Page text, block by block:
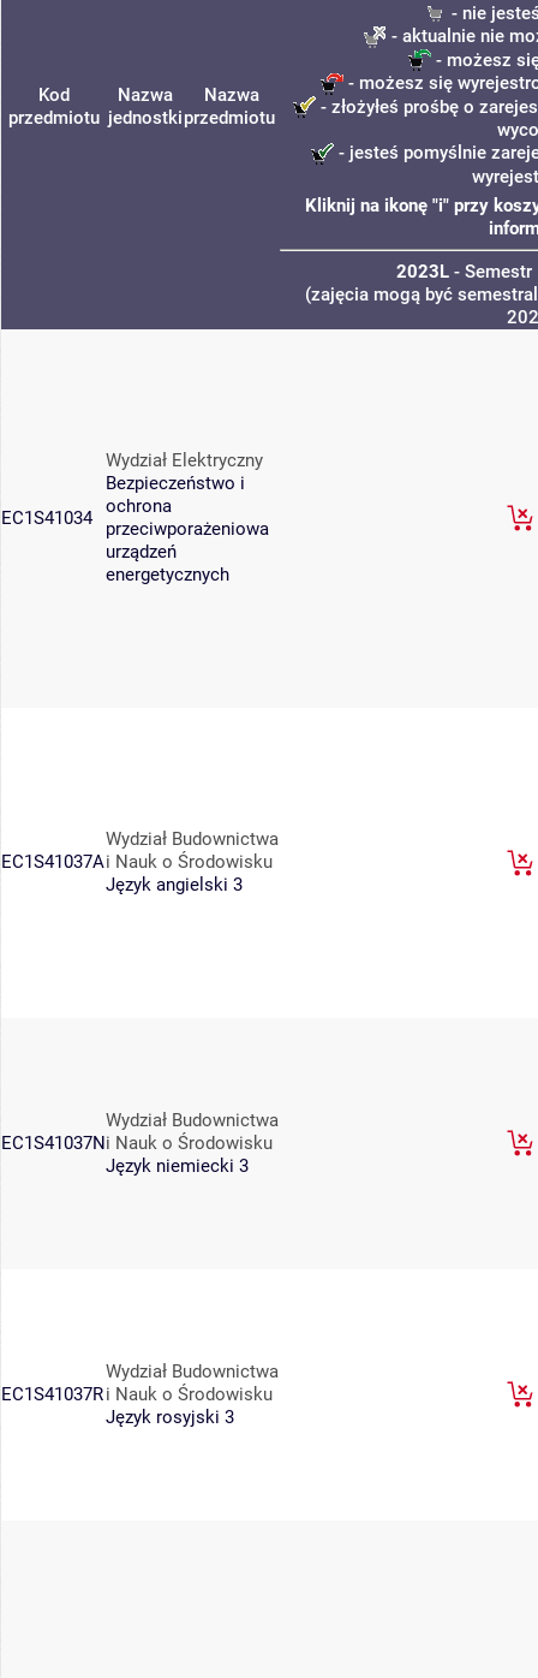
Kod
przedmiotu
Nazwa
jednostki
Nazwa
przedmiotu
- nie
- aktualnie nie
- możesz
- możesz się
- złożyłeś prośbę o
- jesteś pomyślnie
Kliknij na ikonę "i" przy
2023L -
(zajęcia mogą być
EC1S41034
Wydział Elektryczny
Bezpieczeństwo i
ochrona
przeciwporażeniowa
urządzeń
energetycznych
EC1S41037A
Wydział Budownictwa
i Nauk o Środowisku
Język angielski 3
EC1S41037N
Wydział Budownictwa
i Nauk o Środowisku
Język niemiecki 3
EC1S41037R
Wydział Budownictwa
i Nauk o Środowisku
Język rosyjski 3